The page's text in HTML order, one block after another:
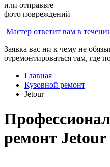
или отправьте
фото повреждений
Мастер ответит вам в
Заявка вас ни к чему не
отремонтироваться там, где
Главная
Кузовной ремонт
Jetour
ремонт